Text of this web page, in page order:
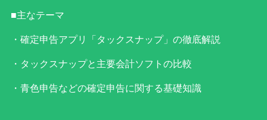
■主なテーマ
・確定申告アプリ「タックスナップ」の徹底解説
・タックスナップと主要会計ソフトの比較
・青色申告などの確定申告に関する基礎知識